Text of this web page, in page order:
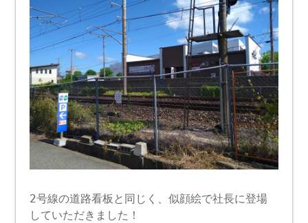
2号線の道路看板と同じく、似顔絵で社長に登場
していただきました！